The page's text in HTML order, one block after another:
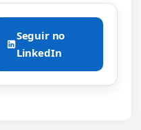
Seguir no
LinkedIn